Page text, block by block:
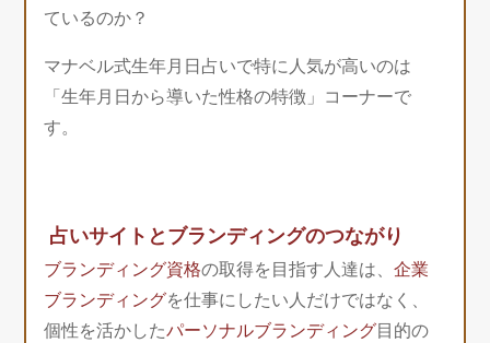
ているのか？
マナベル式生年月日占いで特に人気が高いのは
「生年月日から導いた性格の特徴」コーナーで
す。
占いサイトとブランディングのつながり
ブランディング資格の取得を目指す人達は、企業
ブランディングを仕事にしたい人だけではなく、
個性を活かしたパーソナルブランディング目的の